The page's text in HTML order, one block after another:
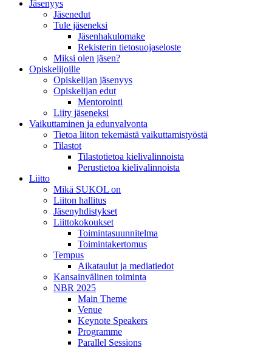
Jäsenyys
Jäsenedut
Tule jäseneksi
Jäsenhakulomake
Rekisterin tietosuojaseloste
Miksi olen jäsen?
Opiskelijoille
Opiskelijan jäsenyys
Opiskelijan edut
Mentorointi
Liity jäseneksi
Vaikuttaminen ja edunvalvonta
Tietoa liiton tekemästä vaikuttamistyöstä
Tilastot
Tilastotietoa kielivalinnoista
Perustietoa kielivalinnoista
Liitto
Mikä SUKOL on
Liiton hallitus
Jäsenyhdistykset
Liittokokoukset
Toimintasuunnitelma
Toimintakertomus
Tempus
Aikataulut ja mediatiedot
Kansainvälinen toiminta
NBR 2025
Main Theme
Venue
Keynote Speakers
Programme
Parallel Sessions